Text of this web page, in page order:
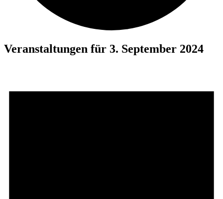
Veranstaltungen für 3. September 2024